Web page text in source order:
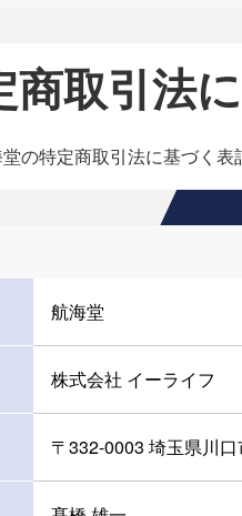
商取引法
の特定商取引法に基づく表
航海堂
株式会社 イーライフ
〒332-0003 埼玉県川